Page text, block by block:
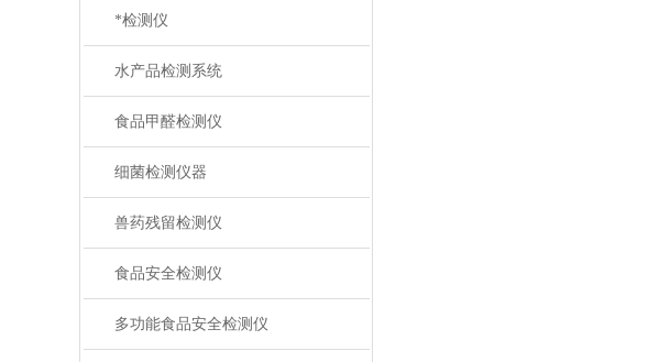
*检测仪
水产品检测系统
食品甲醛检测仪
细菌检测仪器
兽药残留检测仪
食品安全检测仪
多功能食品安全检测仪